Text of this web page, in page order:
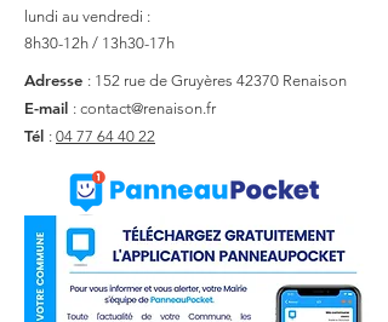
lundi au vendredi :
8h30-12h / 13h30-17h
Adresse : 152 rue de Gruyères 42370 Renaison
E-mail : contact@renaison.fr
Tél : 04 77 64 40 22